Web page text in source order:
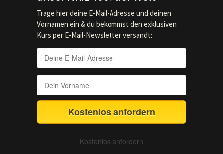
Trage hier deine E-Mail-Adresse und deinen
Vornamen ein & du bekommst den exklusiven
Kurs per E-Mail-Newsletter versandt:
Kostenlos anfordern
Kostenlos anfordern